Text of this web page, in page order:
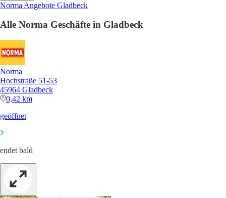
Norma Angebote Gladbeck
Alle Norma Geschäfte in Gladbeck
Norma
Hochstraße 51-53
45964 Gladbeck
0,42 km
geöffnet
endet bald